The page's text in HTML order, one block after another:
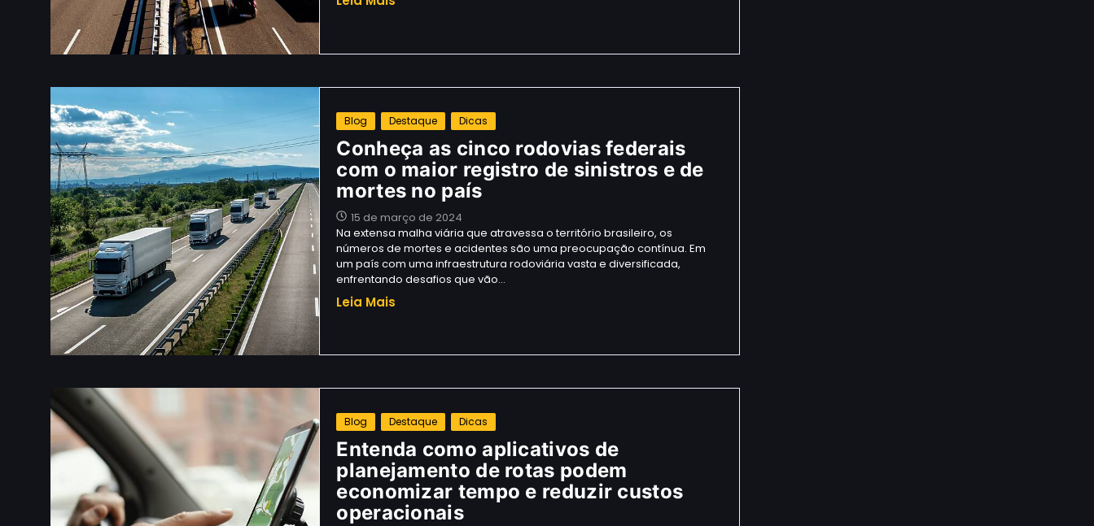
Blog Destaque Dicas
Conheça as cinco rodovias federais
com o maior registro de sinistros e de
mortes no país
15 de março de 2024
Na extensa malha viária que atravessa o território brasileiro, os
números de mortes e acidentes são uma preocupação contínua. Em
um país com uma infraestrutura rodoviária vasta e diversificada,
enfrentando desafios que vão…
Leia Mais
Blog Destaque Dicas
Entenda como aplicativos de
planejamento de rotas podem
economizar tempo e reduzir custos
operacionais